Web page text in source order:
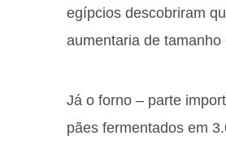
egípcios descobriram
aumentaria de
Já o forno – parte
pães fermentados em